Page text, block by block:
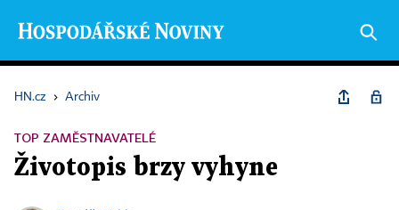
HN.cz › Archiv
TOP ZAMĚSTNAVATELÉ
Životopis brzy vyhyne